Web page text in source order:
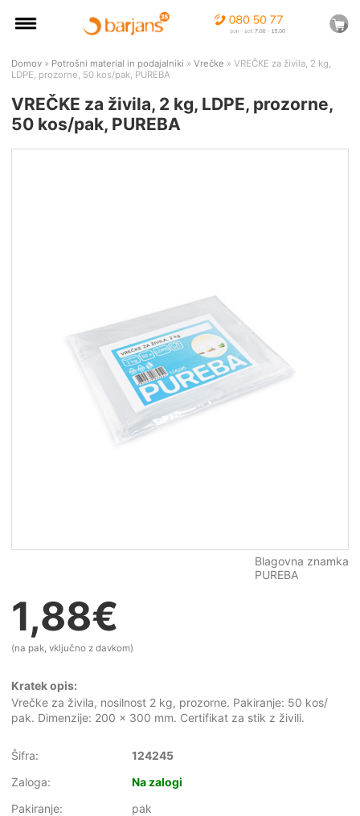
Domov » Potrošni material in podajalniki » Vrečke » VREČKE za živila, 2 kg,
LDPE, prozorne, 50 kos/pak, PUREBA
VREČKE za živila, 2 kg, LDPE, prozorne,
50 kos/pak, PUREBA
Blagovna znamka
PUREBA
1,88€
(na pak, vključno z davkom)
Kratek opis:
Vrečke za živila, nosilnost 2 kg, prozorne. Pakiranje: 50 kos/
pak. Dimenzije: 200 x 300 mm. Certifikat za stik z živili.
Šifra:
124245
Zaloga:
Na zalogi
Pakiranje:
pak